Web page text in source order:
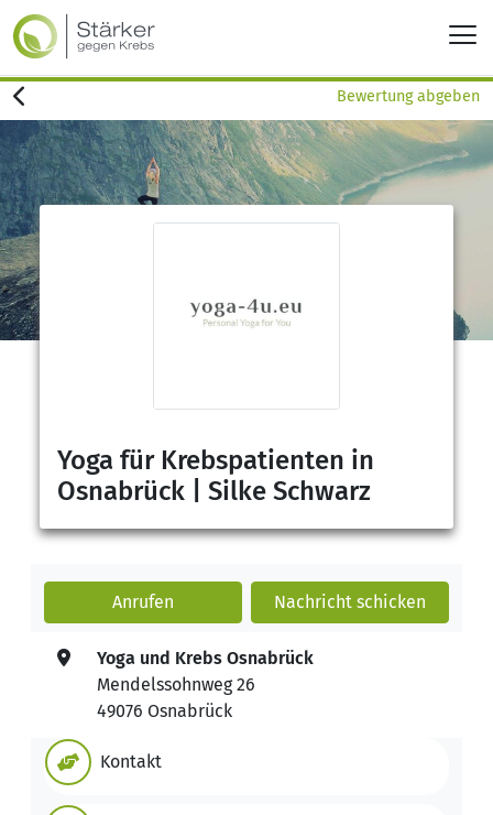
Bewertung abgeben
Yoga für Krebspatienten in
Osnabrück | Silke Schwarz
Anrufen Nachricht schicken
Yoga und Krebs Osnabrück
Mendelssohnweg 26
49076 Osnabrück
Kontakt